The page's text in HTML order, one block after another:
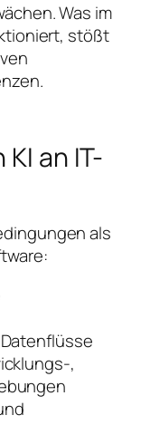
Was im
stößt
an IT-
als
,